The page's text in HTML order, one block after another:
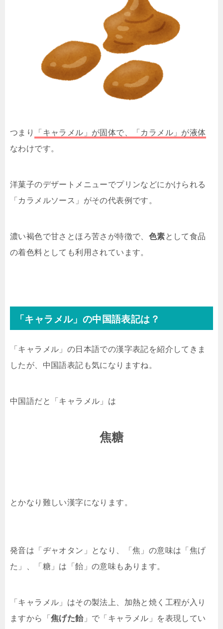
つまり
「キャラメル」が固体で、「カラメル」が液体
なわけです。
洋菓子のデザートメニューでプリンなどにかけられる
「カラメルソース」がその代表例です。
濃い褐色で甘さとほろ苦さが特徴で、 色素として食品
の着色料としても利用されています。
「キャラメル」の中国語表記は？
「キャラメル」の日本語での漢字表記を紹介してきま
したが、中国語表記も気になりますね。
中国語だと「キャラメル」は
焦糖
とかなり難しい漢字になります。
発音は「ヂャオタン」となり、「焦」の意味は「焦げ
た」、「糖」は「飴」の意味もあります。
「キャラメル」はその製法上、加熱と焼く工程が入り
ますから「 焦げた飴」で「キャラメル」を表現してい